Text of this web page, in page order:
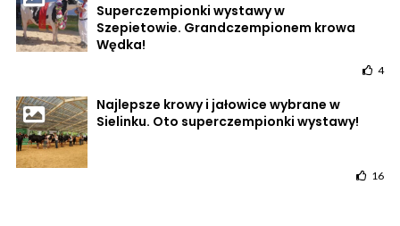
Superczempionki wystawy w
Szepietowie. Grandczempionem krowa
Wędka!
4
Najlepsze krowy i jałowice wybrane w
Sielinku. Oto superczempionki wystawy!
16